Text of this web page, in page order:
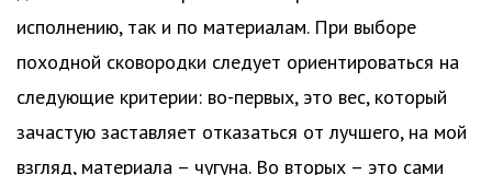
исполнению, так и по материалам. При выборе
походной сковородки следует ориентироваться на
следующие критерии: во-первых, это вес, который
зачастую заставляет отказаться от лучшего, на мой
взгляд, материала – чугуна. Во вторых – это сами